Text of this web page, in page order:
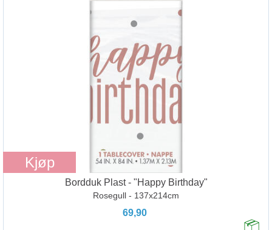
Kjøp
Bordduk Plast - "Happy Birthday"
Rosegull - 137x214cm
69,90